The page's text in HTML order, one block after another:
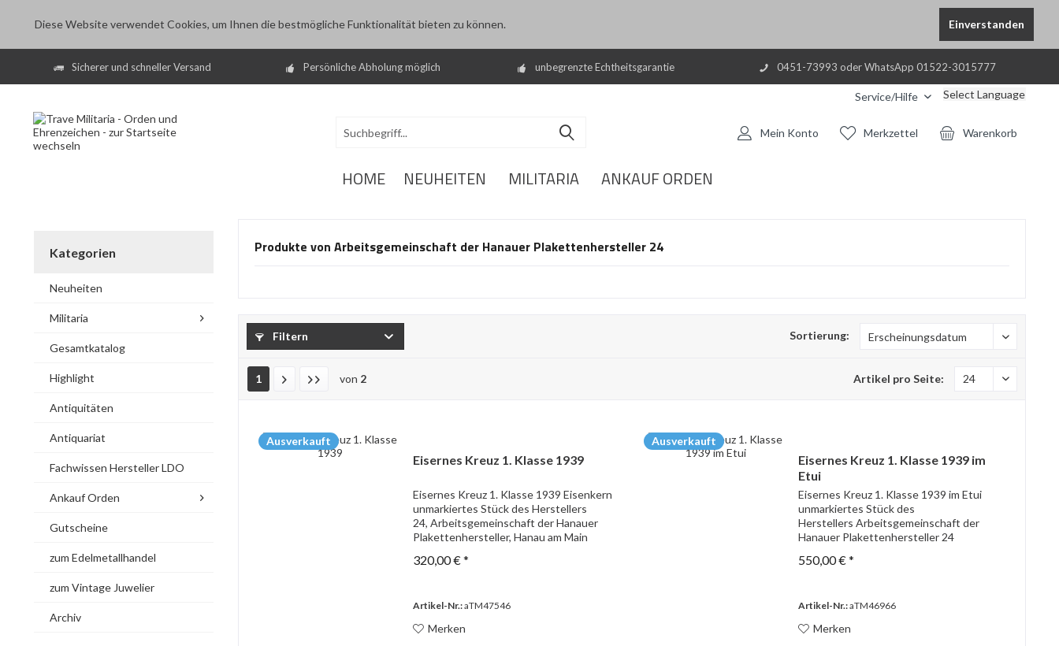
Diese Website verwendet Cookies, um Ihnen die bestmögliche Funktionalität bieten zu können. Einverstanden
Sicherer und schneller Versand Persönliche Abholung möglich unbegrenzte Echtheitsgarantie 0451-73993 oder WhatsApp 01522-3015777
Service/Hilfe Select Language
Warenkorb
Merkzettel
Mein Konto
HOME NEUHEITEN MILITARIA ANKAUF ORDEN
Kategorien
Neuheiten
Militaria
Gesamtkatalog
Highlight
Antiquitäten
Antiquariat
Fachwissen Hersteller LDO
Ankauf Orden
Gutscheine
zum Edelmetallhandel
zum Vintage Juwelier
Archiv
Produkte von Arbeitsgemeinschaft der Hanauer Plakettenhersteller 24
Filtern Sortierung:
1 von 2 Artikel pro Seite:
Ausverkauft
Eisernes Kreuz 1. Klasse 1939
Eisernes Kreuz 1. Klasse 1939 Eisenkern
unmarkiertes Stück des Herstellers
24, Arbeitsgemeinschaft der Hanauer
Plakettenhersteller, Hanau am Main
320,00 € *
Artikel-Nr.:aTM47546
Merken
Ausverkauft
Eisernes Kreuz 1. Klasse 1939 im
Etui
Eisernes Kreuz 1. Klasse 1939 im Etui
unmarkiertes Stück des
Herstellers Arbeitsgemeinschaft der
Hanauer Plakettenhersteller 24
550,00 € *
Artikel-Nr.:aTM46966
Merken